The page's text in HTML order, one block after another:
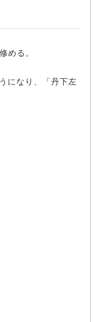
める。
になり、「丹下左